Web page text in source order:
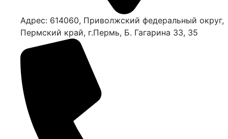
Адрес: 614060, Приволжский федеральный округ,
Пермский край, г.Пермь, Б. Гагарина 33, 35